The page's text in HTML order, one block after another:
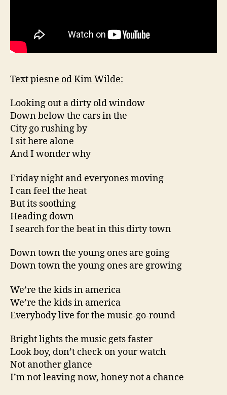
Text piesne od Kim Wilde:
Looking out a dirty old window
Down below the cars in the
City go rushing by
I sit here alone
And I wonder why
Friday night and everyones moving
I can feel the heat
But its soothing
Heading down
I search for the beat in this dirty town
Down town the young ones are going
Down town the young ones are growing
We’re the kids in america
We’re the kids in america
Everybody live for the music-go-round
Bright lights the music gets faster
Look boy, don’t check on your watch
Not another glance
I’m not leaving now, honey not a chance